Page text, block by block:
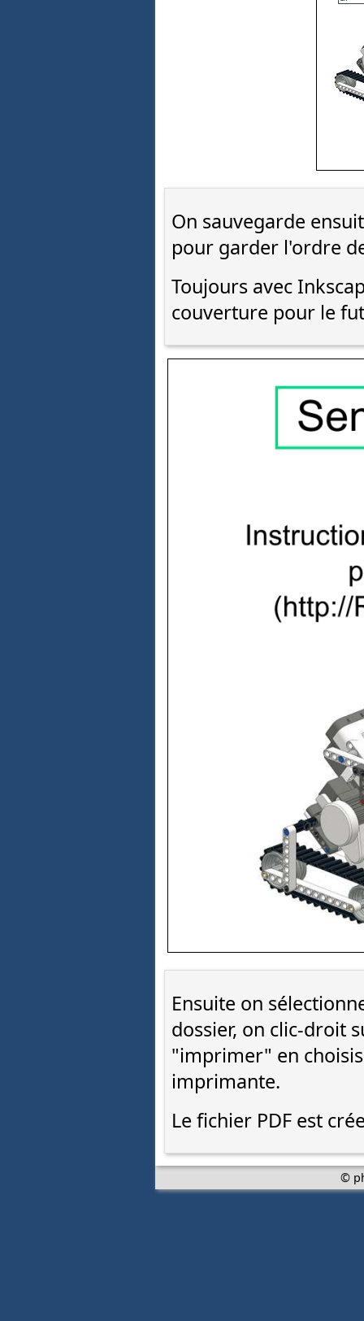
On sauvegarde
pour garder l'ordre
Toujours avec
couverture pour le
Ensuite on
dossier, on clic-droit
"imprimer" en
imprimante.
Le fichier PDF est
©